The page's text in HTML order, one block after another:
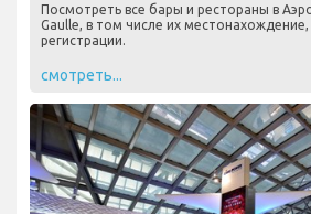
Посмотреть все бары и рестораны в
Gaulle, в том числе их
регистрации.
смотреть...